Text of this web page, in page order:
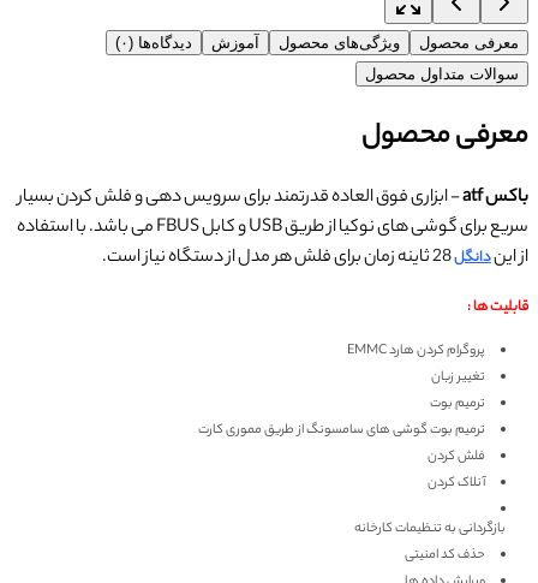
معرفی محصول ویژگی‌های محصول آموزش
دیدگاه‌ها (۰)
سوالات متداول محصول
معرفی محصول
باکس atf
- ابزاری فوق العاده قدرتمند برای سرویس دهی و فلش کردن بسیار
سریع برای گوشی های نوکیا از طریق USB و کابل FBUS می باشد. با استفاده
از ایندانگل
قابلیت ها :
پروگرام کردن هارد EMMC
تغییر زبان
ترمیم بوت
ترمیم بوت گوشی های سامسونگ از طریق مموری کارت
فلش کردن
آنلاک کردن
بازگردانی به تنظیمات کارخانه
حذف کد امنیتی